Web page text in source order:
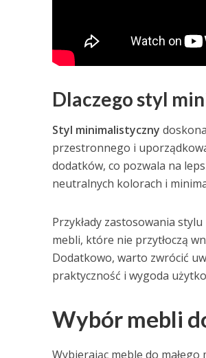
Dlaczego styl
Styl minimalistyczny
przestronnego i
dodatków, co pozwala na
neutralnych kolorach i
Przykłady zastosowania
mebli, które nie przytłoczą
Dodatkowo, warto zwrócić
praktyczność i wygoda
Wybór mebli
Wybierając meble do